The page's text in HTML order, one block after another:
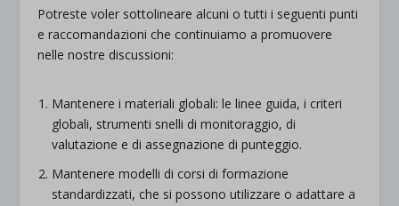
Potreste voler sottolineare alcuni o tutti i seguenti punti
e raccomandazioni che continuiamo a promuovere
nelle nostre discussioni:
Mantenere i materiali globali: le linee guida, i criteri
globali, strumenti snelli di monitoraggio, di
valutazione e di assegnazione di punteggio.
Mantenere modelli di corsi di formazione
standardizzati, che si possono utilizzare o adattare a